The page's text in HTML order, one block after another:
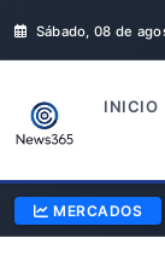
Sábado, 08 de
INICIO
MERCADOS
$354,30 0.96%